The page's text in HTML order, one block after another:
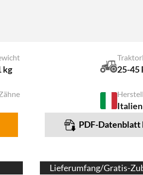
kg 25-45
Italien
PDF-
Lieferumfang/Gratis-